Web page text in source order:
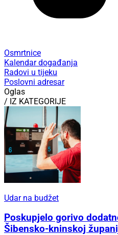
Osmrtnice
Kalendar događanja
Radovi u tijeku
Poslovni adresar
Oglas
/ IZ KATEGORIJE
Udar na budžet
Poskupjelo gorivo
Šibensko-kninskoj